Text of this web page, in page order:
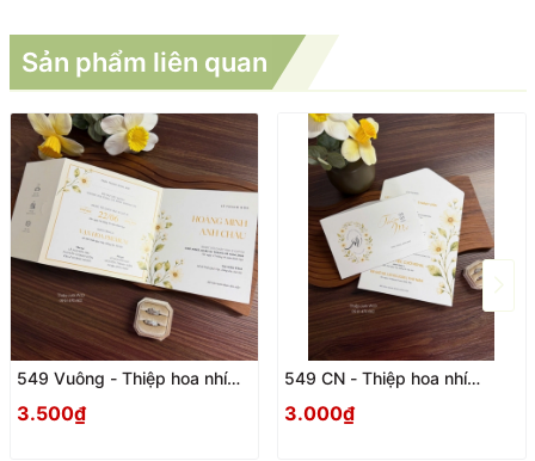
Sản phẩm liên quan
549 Vuông - Thiệp hoa nhí
3.500₫
549 CN - Thiệp hoa nhí
3.000₫